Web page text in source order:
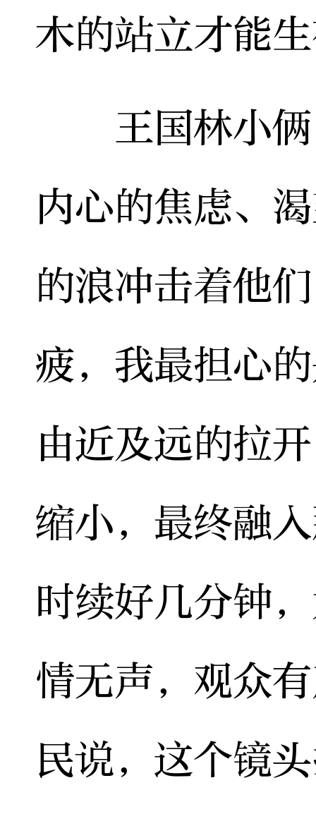
木的站立才能
王国林小俩
内心的焦虑、
的浪冲击着他
疲，我最担心
由近及远的拉
缩小，最终融
时续好几分钟
情无声，观众
民说，这个镜